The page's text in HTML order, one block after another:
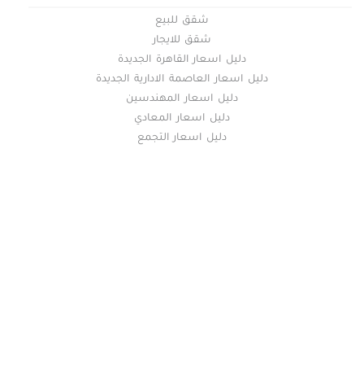
شقق للبيع
شقق للايجار
دليل اسعار القاهرة الجديدة
دليل اسعار العاصمة الادارية الجديدة
دليل اسعار المهندسين
دليل اسعار المعادي
دليل اسعار التجمع